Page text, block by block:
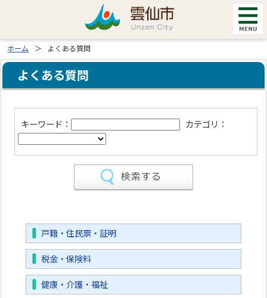
ホーム よくある質問
よくある質問
キーワード： カテゴリ：
戸籍・住民票・証明
税金・保険料
健康・介護・福祉